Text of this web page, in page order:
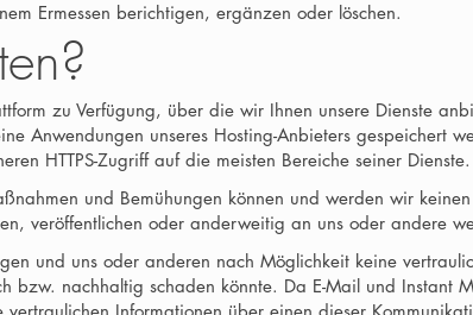
Ermessen berichtigen, ergänzen oder löschen.
zu Verfügung, über die wir Ihnen unsere Dienste
Anwendungen unseres Hosting-Anbieters gespeichert
HTTPS-Zugriff auf die meisten Bereiche seiner Dienste.
und Bemühungen können und werden wir
veröffentlichen oder anderweitig an uns oder andere
und uns oder anderen nach Möglichkeit keine
nachhaltig schaden könnte. Da E-Mail und Instant